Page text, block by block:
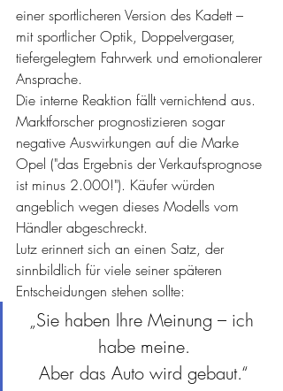
einer sportlicheren Version des Kadett –
mit sportlicher Optik, Doppelvergaser,
tiefergelegtem Fahrwerk und emotionalerer
Ansprache.
Die interne Reaktion fällt vernichtend aus.
Marktforscher prognostizieren sogar
negative Auswirkungen auf die Marke
Opel ("das Ergebnis der Verkaufsprognose
ist minus 2.000!"). Käufer würden
angeblich wegen dieses Modells vom
Händler abgeschreckt.
Lutz erinnert sich an einen Satz, der
sinnbildlich für viele seiner späteren
Entscheidungen stehen sollte:
„Sie haben Ihre Meinung – ich
habe meine.
Aber das Auto wird gebaut.“